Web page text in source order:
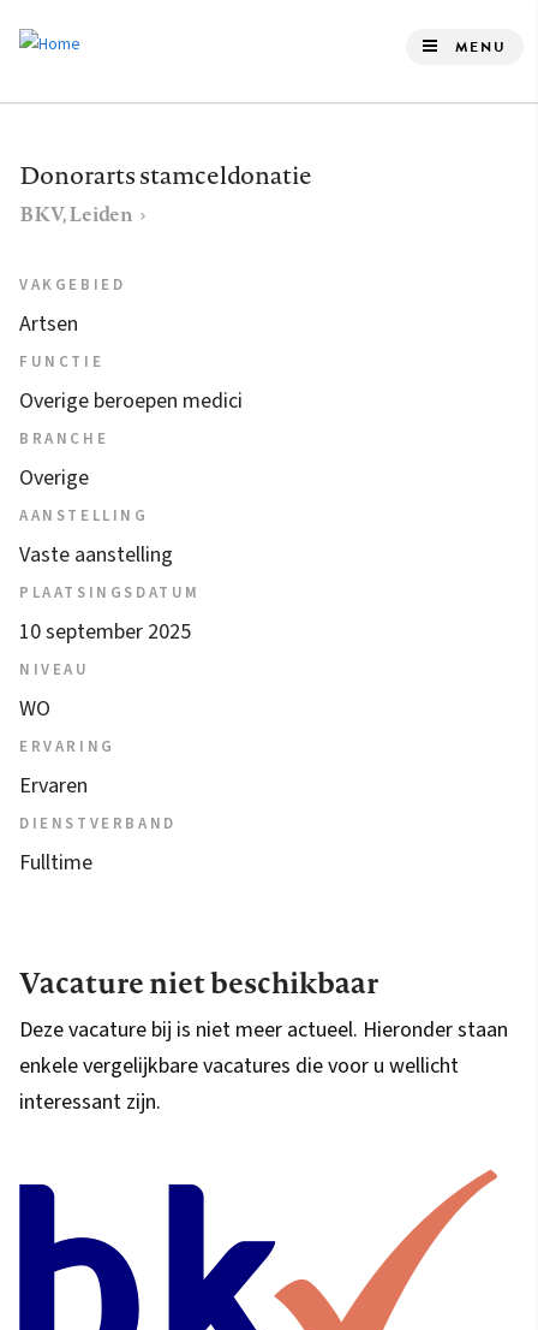
de
gaan
MENU
Donorarts stamceldonatie
BKV, Leiden
VAKGEBIED
Artsen
FUNCTIE
Overige beroepen medici
BRANCHE
Overige
AANSTELLING
Vaste aanstelling
PLAATSINGSDATUM
10 september 2025
NIVEAU
WO
ERVARING
Ervaren
DIENSTVERBAND
Fulltime
Vacature niet beschikbaar
Deze vacature bij is niet meer actueel. Hieronder staan
enkele vergelijkbare vacatures die voor u wellicht
interessant zijn.